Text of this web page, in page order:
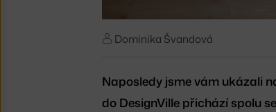
Dominika Švandová
Naposledy jsme vám ukázali
do DesignVille přichází spolu